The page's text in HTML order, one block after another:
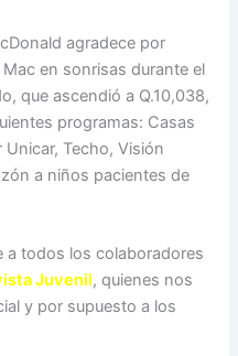
agradece por
en sonrisas durante el
que ascendió a Q.10,038,
programas: Casas
Unicar, Techo, Visión
a niños pacientes de
a todos los colaboradores
Juvenil, quienes nos
y por supuesto a los